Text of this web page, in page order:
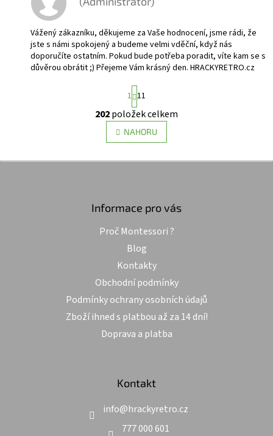
Vážený zákazníku, děkujeme za Vaše hodnocení, jsme rádi, že
jste s námi spokojený a budeme velmi vděční, když nás
doporučíte ostatním. Pokud bude potřeba poradit, víte kam se s
důvěrou obrátit ;) Přejeme Vám krásný den. HRACKYRETRO.cz
O
v
l
d
p
v
k
v
ý
i
s
S
t
r
á
n
k
v
1 11
202položek celkem
NAHORU
Z
Informace pro vás
Proč Montessori ?
Blog
Kontakty
Obchodní podmínky
Podmínky ochrany osobních údajů
Zboží ihned s platbou až za 14 dní!
Doprava a platba
Kontakt
info@hrackyretro.cz
777 000 601